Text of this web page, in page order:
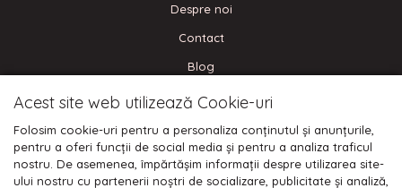
Despre noi
Contact
Blog
CONECTEAZA-TE
Acest site web utilizează Cookie-uri
Folosim cookie-uri pentru a personaliza conținutul și anunțurile,
pentru a oferi funcții de social media și pentru a analiza traficul
nostru. De asemenea, împărtășim informații despre utilizarea site-
ului nostru cu partenerii noștri de socializare, publicitate și analiză,